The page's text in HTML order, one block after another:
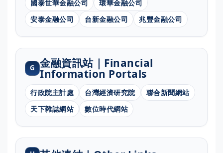
國泰世華金融公司
環華金融公司
安泰金融公司
台新金融公司 兆豐金融公司
G 金融資訊站｜Financial
Information Portals
行政院主計處 台灣經濟研究院
聯合新聞網站
天下雜誌網站
數位時代網站